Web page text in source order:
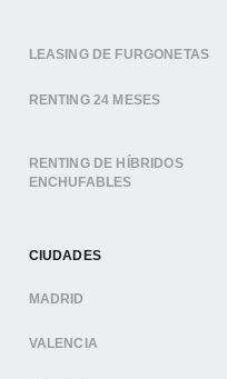
LEASING DE FURGONETAS
RENTING 24 MESES
RENTING DE HÍBRIDOS
ENCHUFABLES
CIUDADES
MADRID
VALENCIA